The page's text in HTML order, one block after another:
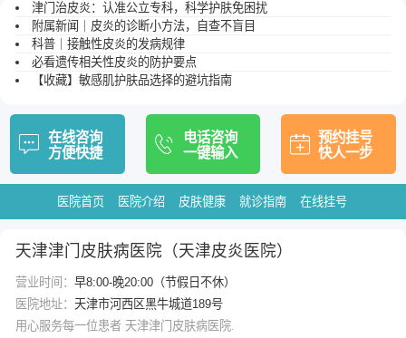
津门治皮炎：认准公立专科，科学护肤免困扰
附属新闻｜皮炎的诊断小方法，自查不盲目
科普｜接触性皮炎的发病规律
必看遗传相关性皮炎的防护要点
【收藏】敏感肌护肤品选择的避坑指南
在线咨询
方便快捷
电话咨询
一键输入
预约挂号
快人一步
医院首页 医院介绍 皮肤健康 就诊指南 在线挂号
天津津门皮肤病医院（天津皮炎医院）
营业时间： 早8:00-晚20:00（节假日不休）
医院地址： 天津市河西区黑牛城道189号
用心服务每一位患者 天津津门皮肤病医院.